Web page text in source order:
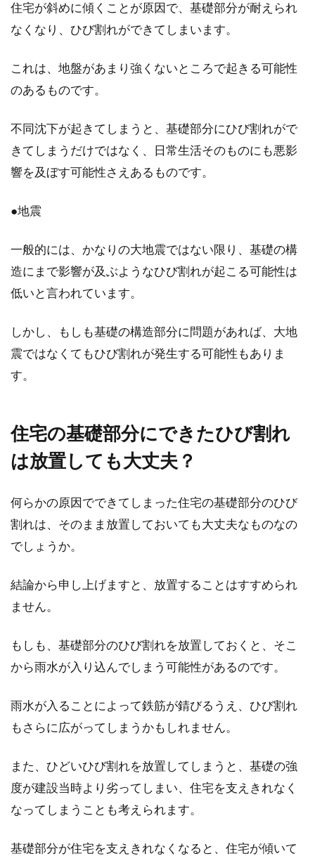
ったとき、悩むことのひとつが「マンションの
名前」ではな...
長い人生の中の大きな買い物の一つに住宅購入
があります。生涯で一度の買い物とも言われる
マンションを購入したい！キッチン
の種類・収納力がポイント
てもSNS映えする写真が撮れなかった、という
大家さんへの連絡は電話？
今、アパートにお住まいの方も多いかと思いま
なくなる...
パートの場合は？
産会社に支払うものの1つに「仲介手数料」が
家賃の値上げの通知が届いた！どの
同じアパートに長年住んでいると、ある日、家
賃の値上げをお願いする通知が手元に届くこと
もあるでしょ...
住宅が斜めに傾くことが原因で、基礎部分が耐えられ
なくなり、ひび割れができてしまいます。
これは、地盤があまり強くないところで起きる可能性
のあるものです。
不同沈下が起きてしまうと、基礎部分にひび割れがで
きてしまうだけではなく、日常生活そのものにも悪影
響を及ぼす可能性さえあるものです。
●地震
一般的には、かなりの大地震ではない限り、基礎の構
造にまで影響が及ぶようなひび割れが起こる可能性は
低いと言われています。
しかし、もしも基礎の構造部分に問題があれば、大地
震ではなくてもひび割れが発生する可能性もありま
す。
住宅の基礎部分にできたひび割れ
は放置しても大丈夫？
何らかの原因でできてしまった住宅の基礎部分のひび
割れは、そのまま放置しておいても大丈夫なものなの
でしょうか。
結論から申し上げますと、放置することはすすめられ
ません。
もしも、基礎部分のひび割れを放置しておくと、そこ
から雨水が入り込んでしまう可能性があるのです。
雨水が入ることによって鉄筋が錆びるうえ、ひび割れ
もさらに広がってしまうかもしれません。
また、ひどいひび割れを放置してしまうと、基礎の強
度が建設当時より劣ってしまい、住宅を支えきれなく
なってしまうことも考えられます。
基礎部分が住宅を支えきれなくなると、住宅が傾いて